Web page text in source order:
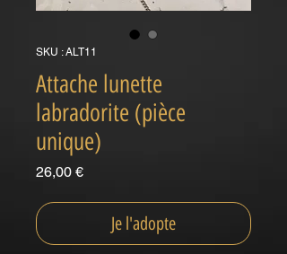
SKU : ALT11
Attache lunette
labradorite (pièce
unique)
26,00 €Prix
Je l'adopte